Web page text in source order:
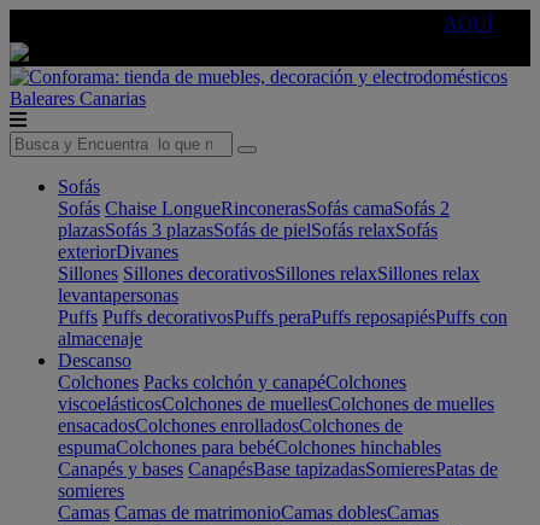
AQUÍ
Baleares Canarias
Sofás
Sofás Chaise LongueRinconerasSofás camaSofás 2
plazasSofás 3 plazasSofás de pielSofás relaxSofás
exteriorDivanes
Sillones Sillones decorativosSillones relaxSillones relax
levantapersonas
Puffs Puffs decorativosPuffs peraPuffs reposapiésPuffs con
almacenaje
Descanso
Colchones Packs colchón y canapéColchones
viscoelásticosColchones de muellesColchones de muelles
ensacadosColchones enrolladosColchones de
espumaColchones para bebéColchones hinchables
Canapés y bases CanapésBase tapizadasSomieresPatas de
somieres
Camas Camas de matrimonioCamas doblesCamas